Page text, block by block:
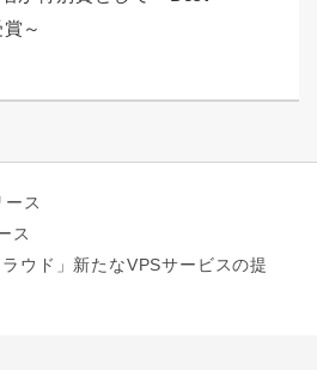
～
ース
ス
ラウド」新たなVPSサービスの提